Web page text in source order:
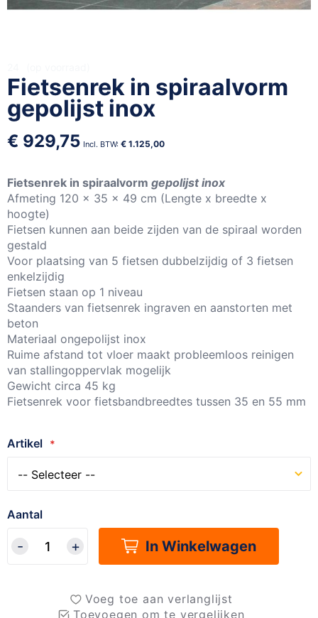
Fietsenrek in spiraalvorm
gepolijst inox
€ 929,75 € 1.125,00
Fietsenrek in spiraalvorm gepolijst inox
Afmeting 120 x 35 x 49 cm (Lengte x breedte x
hoogte)
Fietsen kunnen aan beide zijden van de spiraal worden
gestald
Voor plaatsing van 5 fietsen dubbelzijdig of 3 fietsen
enkelzijdig
Fietsen staan op 1 niveau
Staanders van fietsenrek ingraven en aanstorten met
beton
Materiaal ongepolijst inox
Ruime afstand tot vloer maakt probleemloos reinigen
van stallingoppervlak mogelijk
Gewicht circa 45 kg
Fietsenrek voor fietsbandbreedtes tussen 35 en 55 mm
Artikel
Aantal
In Winkelwagen
Voeg toe aan verlanglijst
Toevoegen om te vergelijken
naar
het
begin
de
gallerij